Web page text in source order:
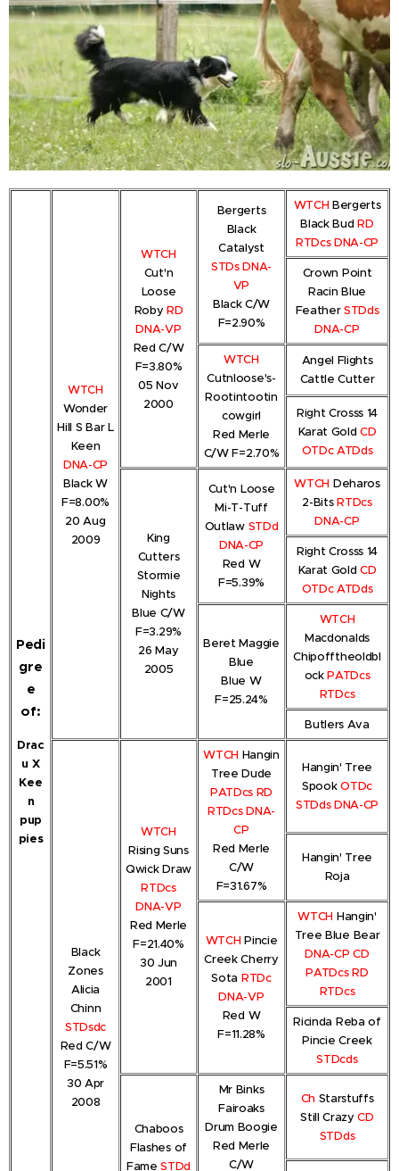
Pedi
gre
e
of:
Drac
u X
Kee
n
pup
pies
WTCH
Wonder
Hill S Bar L
Keen
DNA-CP
Black W
F=8.00%
20 Aug
2009
WTCH
Cut'n
Loose
RobyRD
DNA-VP
Red C/W
F=3.80%
05 Nov
2000
Bergerts
Black
Catalyst
STDs DNA-
VP
Black C/W
F=2.90%
WTCH Bergerts
Black BudRD
RTDcs DNA-CP
Crown Point
Racin Blue
FeatherSTDds
DNA-CP
WTCH
Cutnloose's-
Rootintootin
cowgirl
Red Merle
C/W F=2.70%
Angel Flights
Cattle Cutter
Right Crosss 14
Karat GoldCD
OTDc ATDds
King
Cutters
Stormie
Nights
Blue C/W
F=3.29%
26 May
2005
Cut'n Loose
Mi-T-Tuff
Outlaw STDd
DNA-CP
Red W
F=5.39%
WTCH Deharos
2-BitsRTDcs
DNA-CP
Right Crosss 14
Karat GoldCD
OTDc ATDds
Beret Maggie
Blue
Blue W
F=25.24%
WTCH
Macdonalds
Chipofftheoldbl
ockPATDcs
RTDcs
Butlers Ava
Black
Zones
Alicia
Chinn
STDsdc
Red C/W
F=5.51%
30 Apr
2008
WTCH
Rising Suns
Qwick Draw
RTDcs
DNA-VP
Red Merle
F=21.40%
30 Jun
2001
WTCH Hangin
Tree Dude
PATDcs RD
RTDcs DNA-
CP
Red Merle
C/W
F=31.67%
Hangin' Tree
SpookOTDc
STDds DNA-CP
Hangin' Tree
Roja
WTCH Pincie
Creek Cherry
Sota RTDc
DNA-VP
Red W
F=11.28%
WTCH Hangin'
Tree Blue Bear
DNA-CP CD
PATDcs RD
RTDcs
Ricinda Reba of
Pincie Creek
STDcds
Chaboos
Flashes of
FameSTDd
Mr Binks
Fairoaks
Drum Boogie
Red Merle
C/W
Ch Starstuffs
Still CrazyCD
STDds